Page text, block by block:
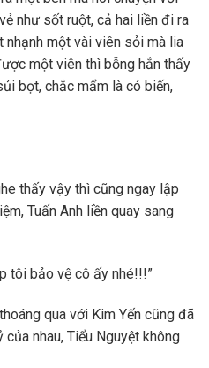
như sốt ruột, cả hai liền đi ra
nhạnh một vài viên sỏi mà lia
một viên thì bỗng hắn thấy
bọt, chắc mẩm là có biến,
thấy vậy thì cũng ngay lập
Tuấn Anh liền quay sang
tôi bảo vệ cô ấy nhé!!!”
qua với Kim Yến cũng đã
nhau, Tiểu Nguyệt không